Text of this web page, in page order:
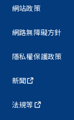
網站政策
網路無障礙方針
隱私權保護政策
新聞
法規等